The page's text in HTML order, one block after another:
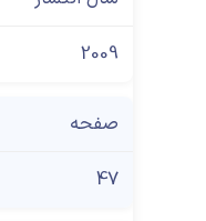
2009
صفحه
47